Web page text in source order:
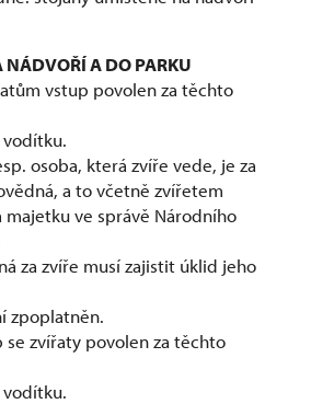
A DO PARKU
vstup povolen za těchto
osoba, která zvíře vede, je za
a to včetně zvířetem
majetku ve správě Národního
za zvíře musí zajistit úklid jeho
zpoplatněn.
zvířaty povolen za těchto